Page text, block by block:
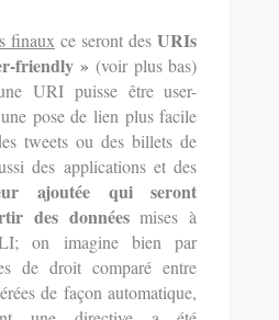
finaux ce seront desURIs
friendly » (voir plus bas)
URI puisse être user-
pose de lien plus facile
tweets ou des billets de
des applications et des
ajoutée qui seront
des donnéesmises à
on imagine bien par
de droit comparé entre
de façon automatique,